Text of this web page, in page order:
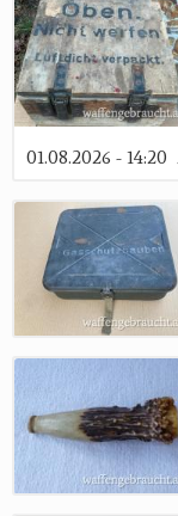
01.08.2026 - 14:20